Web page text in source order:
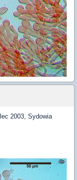
2003, Sydowia